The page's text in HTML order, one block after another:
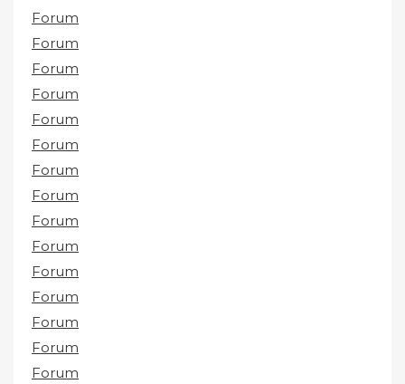
Forum
Forum
Forum
Forum
Forum
Forum
Forum
Forum
Forum
Forum
Forum
Forum
Forum
Forum
Forum